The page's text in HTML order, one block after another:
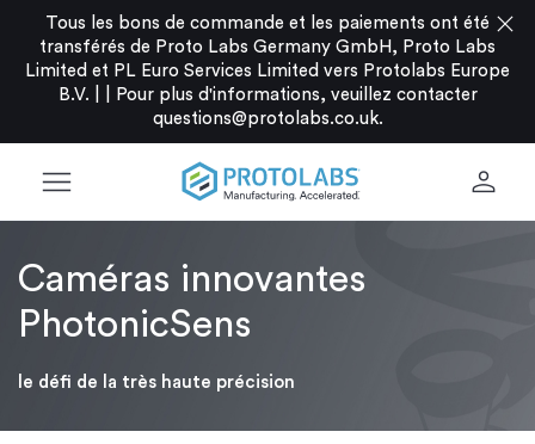
Tous les bons de commande et les paiements ont été
transférés de Proto Labs Germany GmbH, Proto Labs
Limited et PL Euro Services Limited vers Protolabs Europe
B.V. |
Pour plus d'informations, veuillez contacter
questions@protolabs.co.uk.
close
menu person
Caméras innovantes
PhotonicSens
le défi de la très haute précision